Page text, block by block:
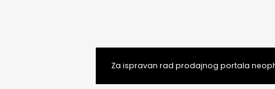
Za ispravan rad prodajnog portala